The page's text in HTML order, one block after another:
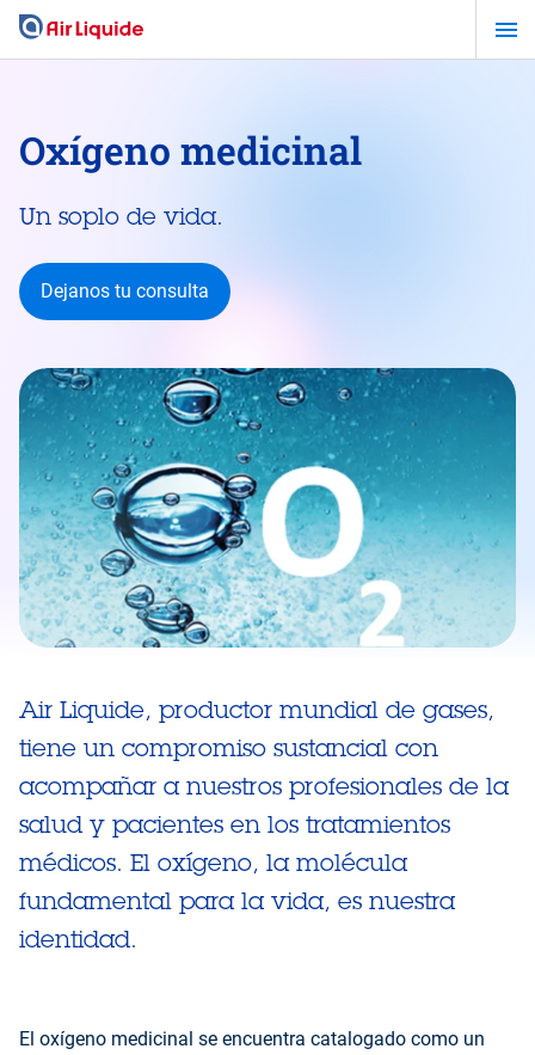
Pasar
Oxígeno medicinal
Un soplo de vida.
Dejanos tu consulta
Air Liquide, productor mundial de gases,
tiene un compromiso sustancial con
acompañar a nuestros profesionales de la
salud y pacientes en los tratamientos
médicos. El oxígeno, la molécula
fundamental para la vida, es nuestra
identidad.
El oxígeno medicinal se encuentra catalogado como un